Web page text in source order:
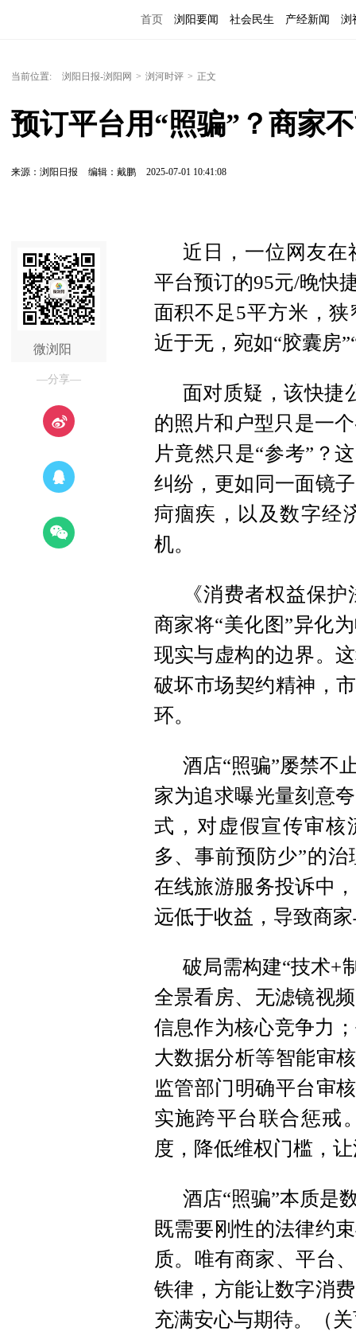
首页 浏阳要闻 社会民生 产经新闻 浏
当前位置: 浏阳日报-浏阳网 > 浏河时评 > 正文
预订平台用“照骗”？商家
来源：浏阳日报 编辑：戴鹏 2025-07-01 10:41:08
微浏阳
—分享—
近日，一位网友在
平台预订的95元/晚快
面积不足5平方米，
近于无，宛如“胶囊房
面对质疑，该快捷
的照片和户型只是一
片竟然只是“参考”？
纠纷，更如同一面镜
疴痼疾，以及数字经
机。
《消费者权益保
商家将“美化图”异化
现实与虚构的边界。
破坏市场契约精神，
环。
酒店“照骗”屡禁不
家为追求曝光量刻意
式，对虚假宣传审核
多、事前预防少”的
在线旅游服务投诉中
远低于收益，导致商
破局需构建“技术+
全景看房、无滤镜视
信息作为核心竞争力
大数据分析等智能审
监管部门明确平台审
实施跨平台联合惩戒
度，降低维权门槛，
酒店“照骗”本质是
既需要刚性的法律约
质。唯有商家、平台
铁律，方能让数字消
充满安心与期待。（